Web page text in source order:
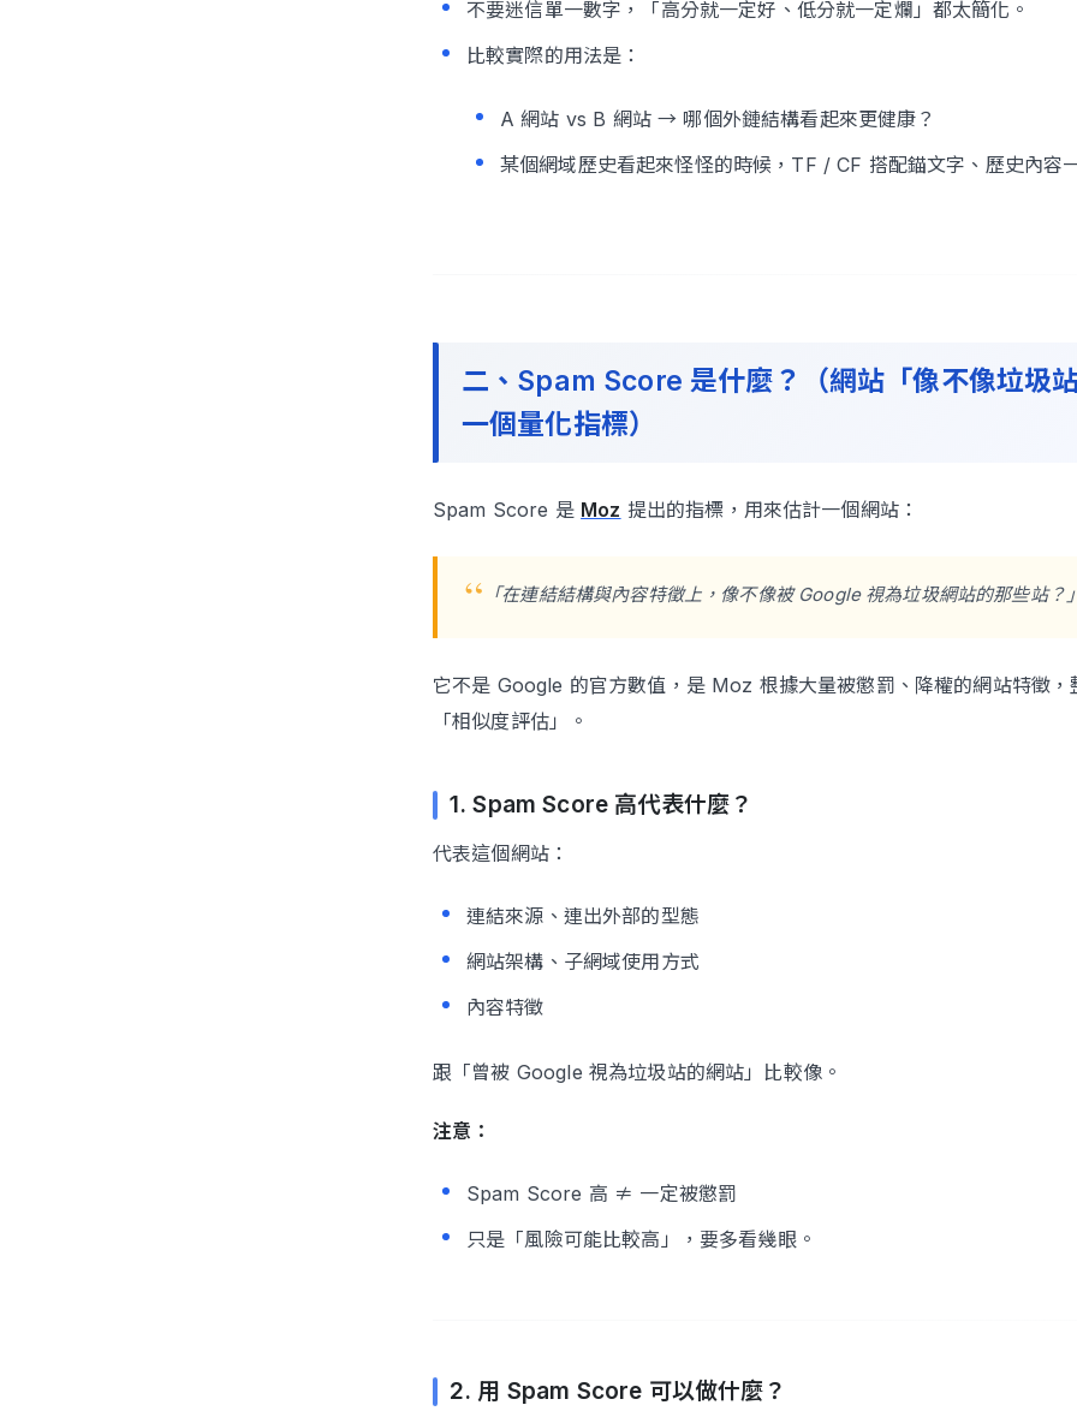
不要迷信單一數字，「高分就一定好、低分就一定爛」都太簡化。
比較實際的用法是：
A 網站 vs B 網站 → 哪個外鏈結構看起來更健康？
某個網域歷史看起來怪怪的時候，TF / CF 搭配錨文字、歷史內容
二、Spam Score 是什麼？（網站「像不像垃圾
一個量化指標）
Spam Score 是 Moz 提出的指標，用來估計一個網站：
「在連結結構與內容特徵上，像不像被 Google 視為垃圾網站的那些站？
它不是 Google 的官方數值，是 Moz 根據大量被懲罰、降權的網站特徵，
「相似度評估」。
1. Spam Score 高代表什麼？
代表這個網站：
連結來源、連出外部的型態
網站架構、子網域使用方式
內容特徵
跟「曾被 Google 視為垃圾站的網站」比較像。
注意：
Spam Score 高 ≠ 一定被懲罰
只是「風險可能比較高」，要多看幾眼。
2. 用 Spam Score 可以做什麼？